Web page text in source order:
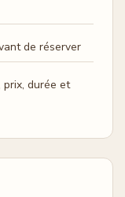
de réserver
prix, durée et